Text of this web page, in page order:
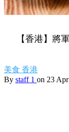
【香港】將
美食 香港
By staff 1 on 23 Apr